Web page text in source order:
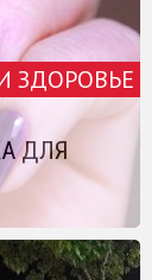
ЗДОРОВЬЕ
ДЛЯ